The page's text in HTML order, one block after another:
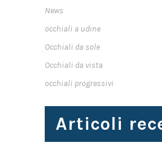
News
occhiali a udine
Occhiali da sole
Occhiali da vista
occhiali progressivi
Articoli